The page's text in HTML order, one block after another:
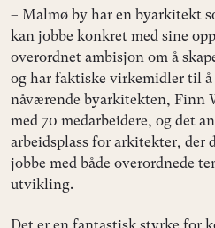
– Malmø by har en byarkitekt
kan jobbe konkret med sine
overordnet ambisjon om å
og har faktiske virkemidler til å
nåværende byarkitekten, Finn
med 70 medarbeidere, og det
arbeidsplass for arkitekter, der
jobbe med både overordnede
utvikling.
Det er en fantastisk styrke for